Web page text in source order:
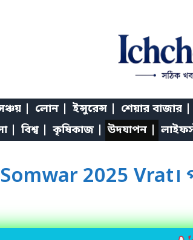
| লোন | ইন্সুরেন্স | শেয়ার বাজার |
|
বিশ্ব | কৃষিকাজ | উদযাপন |
2025 Vrat।